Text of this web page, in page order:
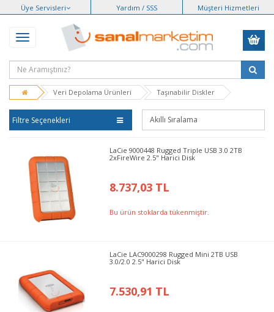
Üye Servisleri Yardım / SSS Müşteri Hizmetleri
Veri Depolama Ürünleri Taşınabilir Diskler
Filtre Seçenekleri
LaCie 9000448 Rugged Triple USB 3.0 2TB
2xFireWire 2.5" Harici Disk
8.737,03 TL
Bu ürün stoklarda tükenmiştir.
LaCie LAC9000298 Rugged Mini 2TB USB
3.0/2.0 2.5" Harici Disk
7.530,91 TL